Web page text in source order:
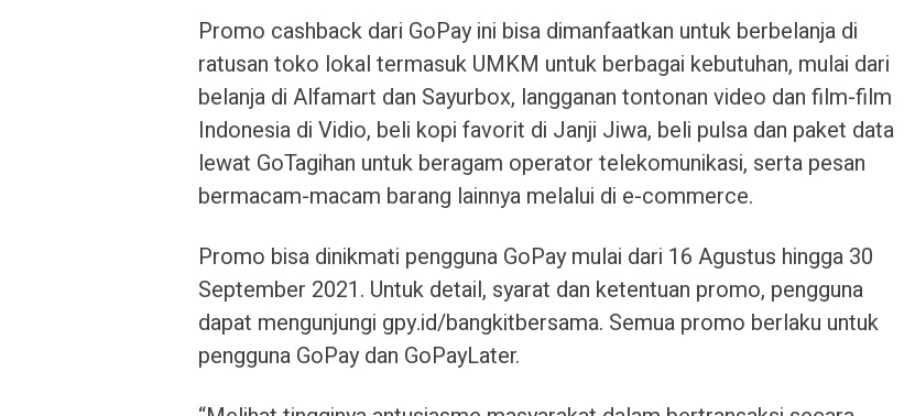
Promo cashback dari GoPay ini bisa dimanfaatkan untuk berbelanja di
ratusan toko lokal termasuk UMKM untuk berbagai kebutuhan, mulai dari
belanja di Alfamart dan Sayurbox, langganan tontonan video dan film-film
Indonesia di Vidio, beli kopi favorit di Janji Jiwa, beli pulsa dan paket data
lewat GoTagihan untuk beragam operator telekomunikasi, serta pesan
bermacam-macam barang lainnya melalui di e-commerce.
Promo bisa dinikmati pengguna GoPay mulai dari 16 Agustus hingga 30
September 2021. Untuk detail, syarat dan ketentuan promo, pengguna
dapat mengunjungi gpy.id/bangkitbersama. Semua promo berlaku untuk
pengguna GoPay dan GoPayLater.